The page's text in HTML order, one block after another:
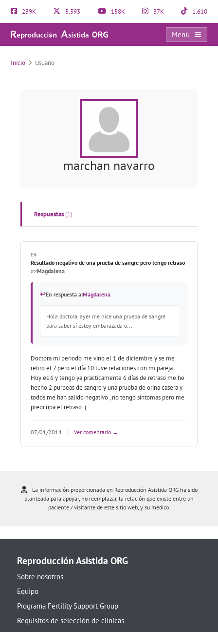
239K 5.393 158K 37K 1.610
Menú
Usuario
Inicio Usuario
marchan navarro
Respuestas(1)
EN
Resultado negativo de una prueba de sangre pero tengo retraso
porMagdalena
↩En respuesta a:Magdalena
Hola doctora, ayer me hice una prueba de sangre
para saber sí estoy embarazada o...
Doctora mi periodo me vino el 1 de diciembre y se me
retiro el 7 pero el día 10 tuve relaciones con mi pareja .
Hoy es 6 y tengo ya practicamente 6 días de retraso me he
hecho 2 purbeas de sangre y una prueba de orina casera y
todos me han salido negativo , no tengo síntomas pero me
preocupa el retraso :(
07/01/2014 | Ver comentario →
La información proporcionada en Reproducción Asistida ORG ha sido
planteada para apoyar, no reemplazar, la relación que existe entre un
paciente / visitante de este sitio web, y su médico.
Reproducción Asistida ORG
Sobre nosotros
Equipo
Programa Fertility Support Group
Requisitos de selección de clínicas